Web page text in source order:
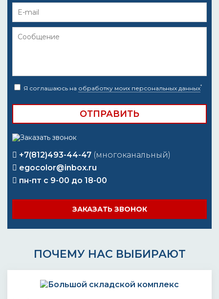
Я соглашаюсь на обработку моих персональных данных*
+7(812)493-44-47 (многоканальный)
egocolor@inbox.ru
пн-пт с 9-00 до 18-00
ЗАКАЗАТЬ ЗВОНОК
ПОЧЕМУ НАС ВЫБИРАЮТ